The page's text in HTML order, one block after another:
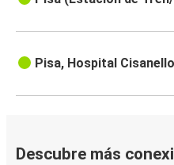
Pisa, Hospital Cisanello
Descubre más